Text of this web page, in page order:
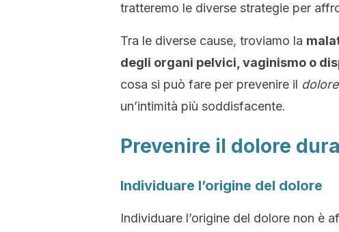
tratteremo le diverse strategie per
Tra le diverse cause, troviamo la
degli organi pelvici, vaginismo o
cosa si può fare per prevenire il
un’intimità più soddisfacente.
Prevenire il dolore
Individuare l’origine del dolore
Individuare l’origine del dolore non è